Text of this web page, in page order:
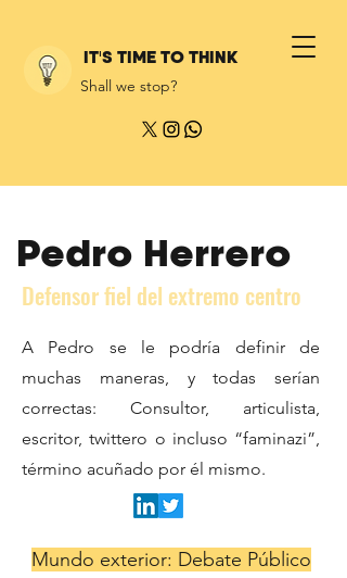
IT'S TIME TO THINK
Shall we stop?
Pedro Herrero
Defensor fiel del extremo centro
A Pedro se le podría definir de
muchas maneras, y todas serían
correctas: Consultor, articulista,
escritor, twittero o incluso “faminazi”,
término acuñado por él mismo.
Mundo exterior: Debate Público